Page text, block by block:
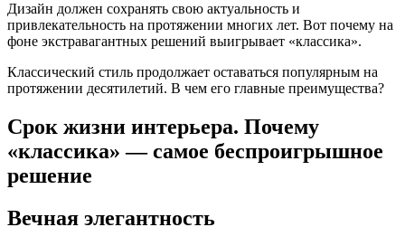
Дизайн должен сохранять свою актуальность и
привлекательность на протяжении многих лет. Вот почему на
фоне экстравагантных решений выигрывает «классика».
Классический стиль продолжает оставаться популярным на
протяжении десятилетий. В чем его главные преимущества?
Срок жизни интерьера. Почему
«классика» — самое беспроигрышное
решение
Вечная элегантность